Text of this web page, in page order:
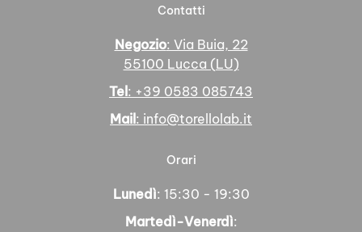
Contatti
Negozio: Via Buia, 22
55100 Lucca (LU)
Tel : +39 0583 085743
Mail : info@torellolab.it
Orari
Lunedì: 15:30 - 19:30
Martedì-Venerdì: